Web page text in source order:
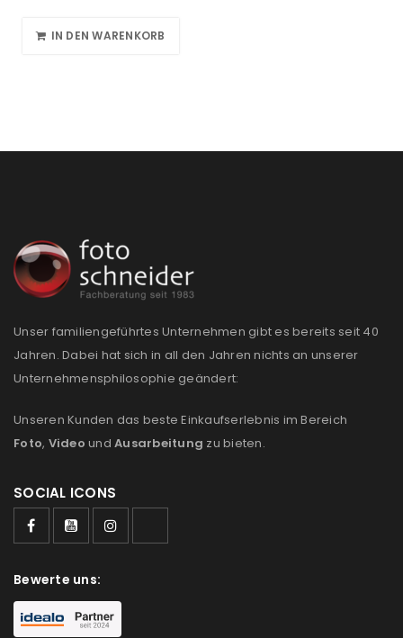
ANMELDEN
Benutzername oder E-Mail-Adresse
IN DEN WARENKORB
Unser familiengeführtes Unternehmen gibt es bereits seit 40
Jahren. Dabei hat sich in all den Jahren nichts an unserer
Unternehmensphilosophie geändert:
Unseren Kunden das beste Einkaufserlebnis im Bereich
Foto, Video und Ausarbeitung zu bieten.
SOCIAL ICONS
Bewerte uns: